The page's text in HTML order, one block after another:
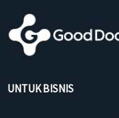
UNTUK BISNIS